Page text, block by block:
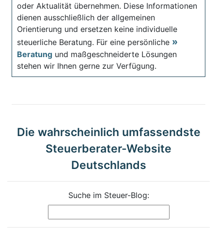
oder Aktualität übernehmen. Diese Informationen
dienen ausschließlich der allgemeinen
Orientierung und ersetzen keine individuelle
steuerliche Beratung. Für eine persönliche
Beratung und maßgeschneiderte Lösungen
stehen wir Ihnen gerne zur Verfügung.
Die wahrscheinlich umfassendste
Steuerberater-Website
Deutschlands
Suche im Steuer-Blog: